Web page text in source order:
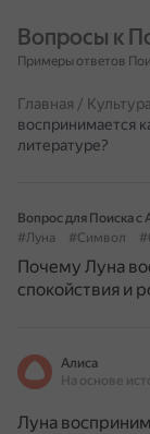
Вопросы к
Примеры ответов
Главная /
воспринимается
литературе?
Вопрос для Поиска с
#Луна
#Символ
Почему Луна
спокойствия и
Алиса
Луна